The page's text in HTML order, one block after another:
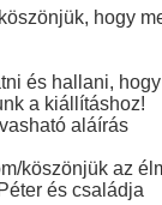
hogy
és hallani,
a kiállításhoz!
aláírás
köszönjük az
és családja